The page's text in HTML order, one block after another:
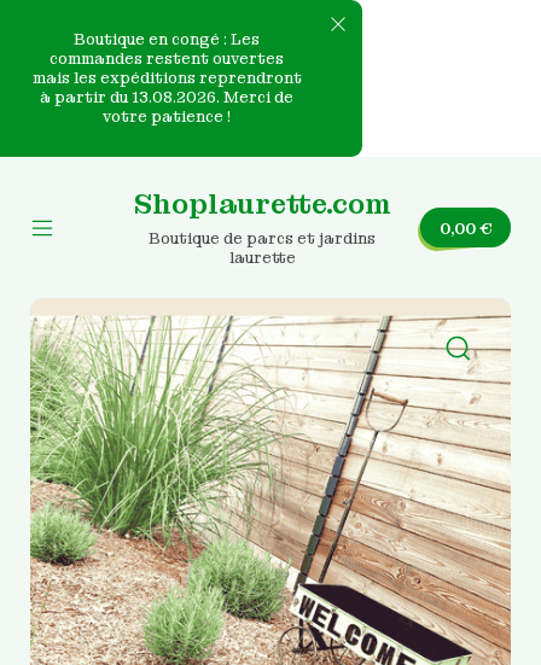
Boutique en congé : Les
commandes restent ouvertes
mais les expéditions reprendront
à partir du 13.08.2026. Merci de
votre patience !
content
Shoplaurette.com
Boutique de parcs et jardins
laurette
0,00€